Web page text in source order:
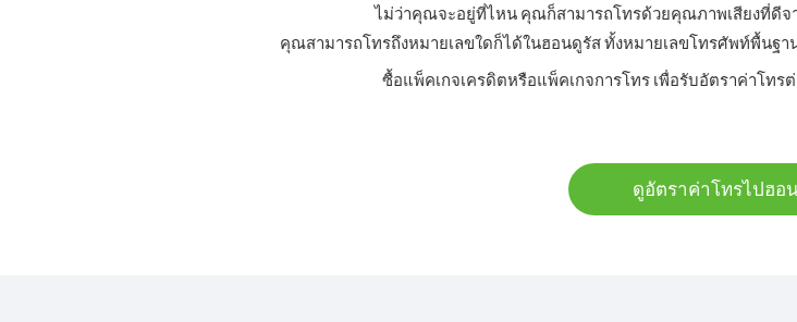
ไม่ว่าคุณจะอยู่ที่ไหน คุณก็สามารถโทรด้วยคุณภาพเสียงที่ดีจ
คุณสามารถโทรถึงหมายเลขใดก็ได้ในฮอนดูรัส ทั้งหมายเลขโทรศัพท์พื้นฐ
ซื้อแพ็คเกจเครดิตหรือแพ็คเกจการโทร เพื่อรับอัตราค่าโท
ดูอัตราค่าโทรไปฮอ